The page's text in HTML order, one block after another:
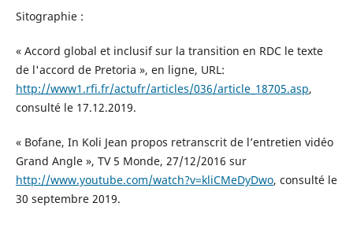
Sitographie :
« Accord global et inclusif sur la transition en RDC le texte
de l'accord de Pretoria », en ligne, URL:
http://www1.rfi.fr/actufr/articles/036/article_18705.asp,
consulté le 17.12.2019.
« Bofane, In Koli Jean propos retranscrit de l’entretien vidéo
Grand Angle », TV 5 Monde, 27/12/2016 sur
http://www.youtube.com/watch?v=kliCMeDyDwo, consulté le
30 septembre 2019.